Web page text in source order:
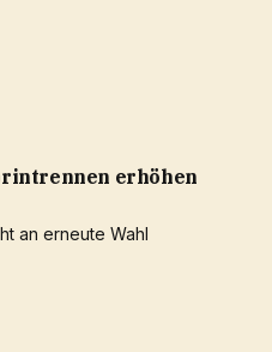
erhöhen